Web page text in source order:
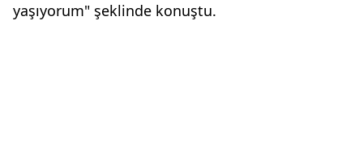
yaşıyorum" şeklinde konuştu.